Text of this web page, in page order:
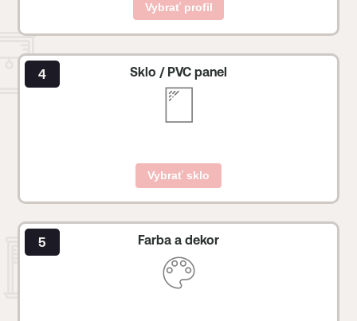
Vybrať profil
Sklo / PVC panel
Vybrať sklo
Farba a dekor